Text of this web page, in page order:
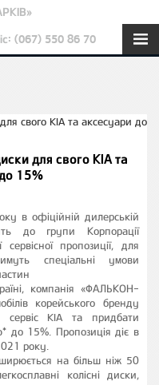
(067) 550 86 70
для свого KIA та
15%
в офіційній дилерській
до групи Корпорації
пропозиції, для
спеціальні умови
компанія «ФАЛЬКОН-
корейського бренду
сервіс KIA та придбати
до 15%. Пропозиція діє в
року.
на більш ніж 50
колісні диски,